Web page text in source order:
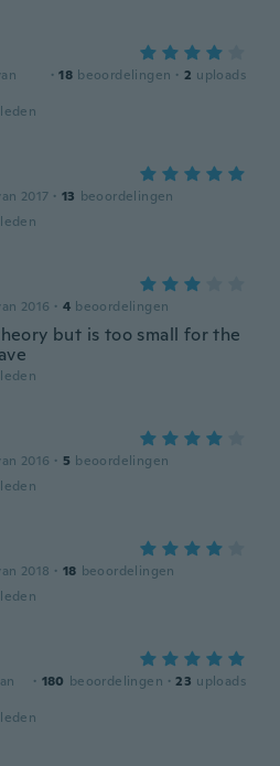
· 18 beoordelingen · 2 uploads
2017 · 13 beoordelingen
2016 · 4 beoordelingen
but is too small for the
2016 · 5 beoordelingen
2018 · 18 beoordelingen
· 180 beoordelingen · 23 uploads